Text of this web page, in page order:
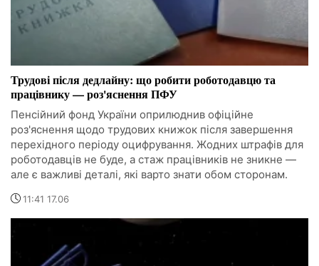
Трудові після дедлайну: що робити роботодавцю та
працівнику — роз'яснення ПФУ
Пенсійний фонд України оприлюднив офіційне
роз'яснення щодо трудових книжок після завершення
перехідного періоду оцифрування. Жодних штрафів для
роботодавців не буде, а стаж працівників не зникне —
але є важливі деталі, які варто знати обом сторонам.
11:41 17.06